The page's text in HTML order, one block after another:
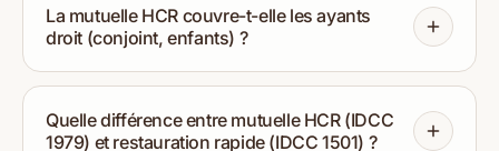
La mutuelle HCR couvre-t-elle les ayants
droit (conjoint, enfants) ?
Quelle différence entre mutuelle HCR (IDCC
1979) et restauration rapide (IDCC 1501) ?